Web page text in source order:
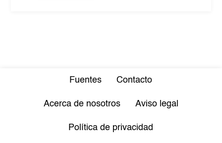
Fuentes Contacto
Acerca de nosotros Aviso legal
Política de privacidad